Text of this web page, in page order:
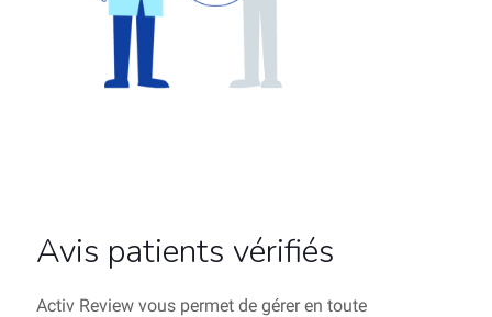
Avis patients vérifiés
Activ Review vous permet de gérer en toute